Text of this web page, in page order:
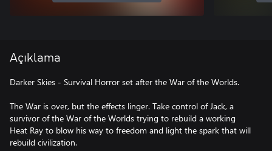
Açıklama
Darker Skies - Survival Horror set after the War of the Worlds.
The War is over, but the effects linger. Take control of Jack, a
survivor of the War of the Worlds trying to rebuild a working
Heat Ray to blow his way to freedom and light the spark that will
rebuild civilization.